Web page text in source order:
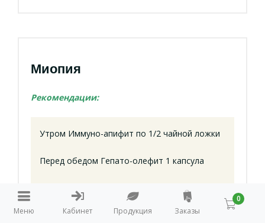
Миопия
Рекомендации:
Утром Иммуно-апифит по 1/2 чайной ложки
Перед обедом Гепато-олефит 1 капсула
Перед ужином Кардио-олефит по 1 капсуле
Перед сном Вита-апифит по чайной ложке
Меню Кабинет Продукция Заказы
0